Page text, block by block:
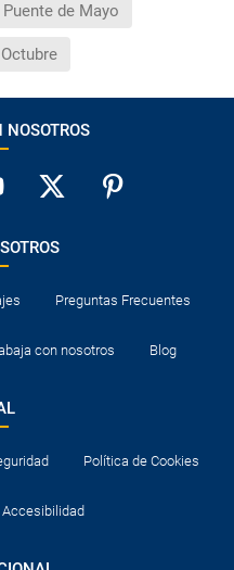
Puente de Mayo
NOSOTROS
Preguntas Frecuentes
con nosotros Blog
Política de Cookies
Accesibilidad